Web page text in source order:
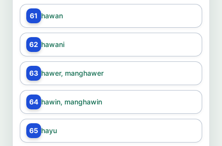
61 hawan
62 hawani
63 hawer, manghawer
64 hawin, manghawin
65 hayu